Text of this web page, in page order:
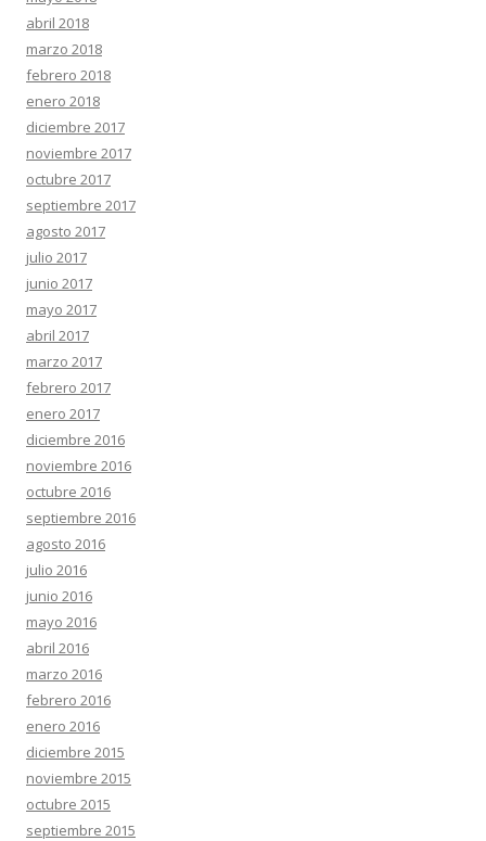
abril 2018
marzo 2018
febrero 2018
enero 2018
diciembre 2017
noviembre 2017
octubre 2017
septiembre 2017
agosto 2017
julio 2017
junio 2017
mayo 2017
abril 2017
marzo 2017
febrero 2017
enero 2017
diciembre 2016
noviembre 2016
octubre 2016
septiembre 2016
agosto 2016
julio 2016
junio 2016
mayo 2016
abril 2016
marzo 2016
febrero 2016
enero 2016
diciembre 2015
noviembre 2015
octubre 2015
septiembre 2015